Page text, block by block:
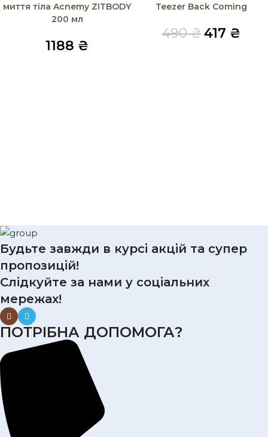
миття тіла Acnemy ZITBODY
200 мл
1188 ₴
SOLD OUT
Teezer Back Coming
490₴417 ₴
Будьте завжди в курсі акцій та супер
пропозицій!
Слідкуйте за нами у соціальних
мережах!
ПОТРІБНА ДОПОМОГА?